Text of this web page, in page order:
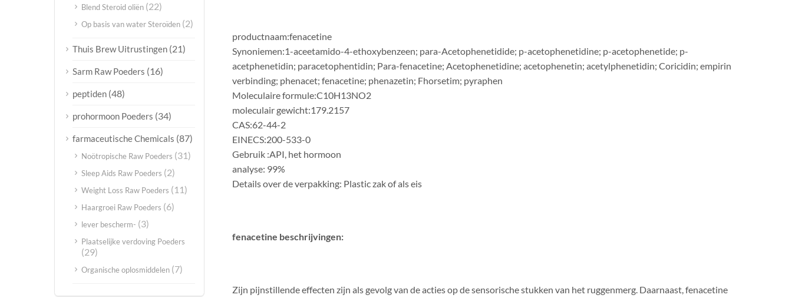
productnaam:fenacetine
Synoniemen:1-aceetamido-4-ethoxybenzeen; para-Acetophenetidide; p-acetophenetidine; p-acetophenetide; p-
acetphenetidin; paracetophentidin; Para-fenacetine; Acetophenetidine; acetophenetin; acetylphenetidin; Coricidin; empirin
verbinding; phenacet; fenacetine; phenazetin; Fhorsetim; pyraphen
Moleculaire formule:C10H13NO2
moleculair gewicht:179.2157
CAS:62-44-2
EINECS:200-533-0
Gebruik :API, het hormoon
analyse: 99%
Details over de verpakking: Plastic zak of als eis
fenacetine beschrijvingen:
Zijn pijnstillende effecten zijn als gevolg van de acties op de sensorische stukken van het ruggenmerg. Daarnaast, fenacetine
Blend Steroid oliën (22)
Op basis van water Steroïden (2)
Thuis Brew Uitrustingen (21)
Sarm Raw Poeders (16)
peptiden (48)
prohormoon Poeders (34)
farmaceutische Chemicals (87)
Noötropische Raw Poeders (31)
Sleep Aids Raw Poeders (2)
Weight Loss Raw Poeders (11)
Haargroei Raw Poeders (6)
lever bescherm- (3)
Plaatselijke verdoving Poeders
(29)
Organische oplosmiddelen (7)